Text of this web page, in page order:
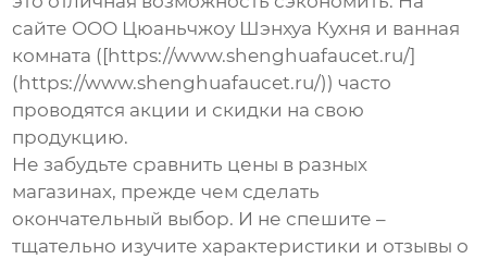
сайте ООО Цюаньчжоу Шэнхуа Кухня и ванная
комната ([https://www.shenghuafaucet.ru/]
(https://www.shenghuafaucet.ru/)) часто
проводятся акции и скидки на свою
продукцию.
Не забудьте сравнить цены в разных
магазинах, прежде чем сделать
окончательный выбор. И не спешите –
тщательно изучите характеристики и отзывы о